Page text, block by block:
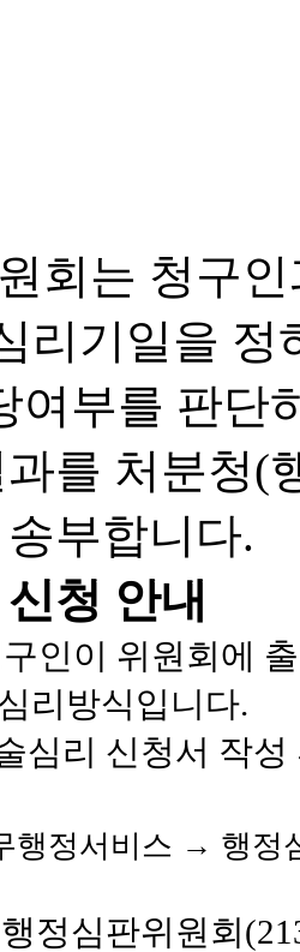
회는 청구
리기일을 정
여부를 판단
를 처분청(
부합니다.
청 안내
구인이 위원회에
리방식입니다.
심리 신청서 작
행정서비스 → 행
정심판위원회